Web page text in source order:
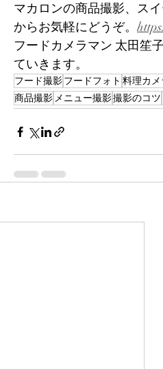
マカロンの商品撮影、ス
からお気軽にどうぞ。
フードカメラマン 太田笙
ていきます。
フード撮影フードフォト 料理カメ
商品撮影 メニュー撮影撮影のコツ